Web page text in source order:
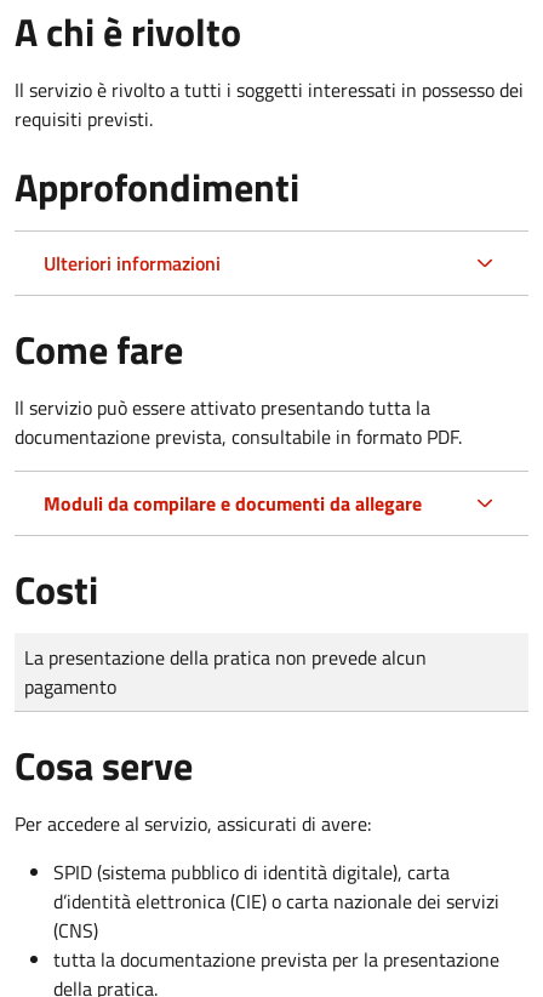
A chi è rivolto
Il servizio è rivolto a tutti i soggetti interessati in possesso dei
requisiti previsti.
Approfondimenti
Ulteriori informazioni
Come fare
Il servizio può essere attivato presentando tutta la
documentazione prevista, consultabile in formato PDF.
Moduli da compilare e documenti da allegare
Costi
Tipo di pagamento
Importo
La presentazione della pratica non prevede alcun
pagamento
Cosa serve
Per accedere al servizio, assicurati di avere:
SPID (sistema pubblico di identità digitale), carta
d’identità elettronica (CIE) o carta nazionale dei servizi
(CNS)
tutta la documentazione prevista per la presentazione
della pratica.